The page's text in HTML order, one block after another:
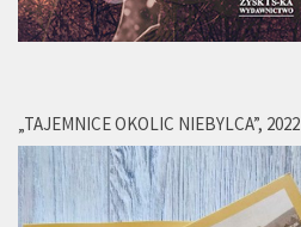
„TAJEMNICE OKOLIC NIEBYLCA”, 2022